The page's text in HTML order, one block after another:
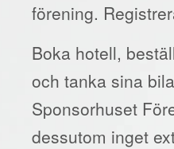
förening.
Boka hotell,
och tanka sina
Sponsorhuset
dessutom inget